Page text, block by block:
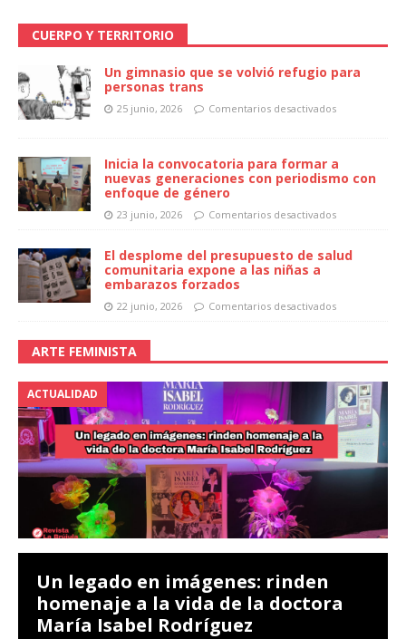
CUERPO Y TERRITORIO
Un gimnasio que se volvió refugio para
personas trans
25 junio, 2026 Comentarios desactivados
Inicia la convocatoria para formar a
nuevas generaciones con periodismo con
enfoque de género
23 junio, 2026 Comentarios desactivados
El desplome del presupuesto de salud
comunitaria expone a las niñas a
embarazos forzados
22 junio, 2026 Comentarios desactivados
ARTE FEMINISTA
ACTUALIDAD
Un legado en imágenes: rinden
homenaje a la vida de la doctora
María Isabel Rodríguez